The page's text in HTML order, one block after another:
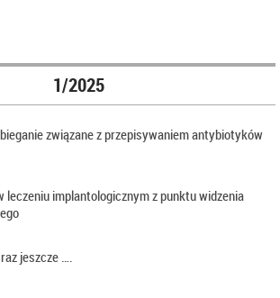
1/2025
związane z przepisywaniem antybiotyków
implantologicznym z punktu widzenia
jeszcze ….